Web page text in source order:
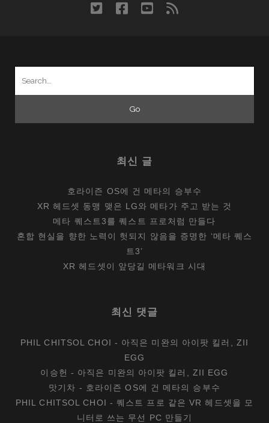
twitterfacebook
youtube
rss
최신 글
호라이즌 OS에 건 메타의 승부수
XR 헤드셋 동맹 맺은 LG와 메타가 주고 받는 것
메타 퀘스트3를 퀘스트 프로처럼 만들다
혼합 현실을 향한 노력이 헛되지 않음을 증명한 ‘메타 퀘스
트3’
XR 헤드셋이 앞당길 메타워크 시대
최신 댓글
PHIL CHITSOL CHOI - 아직은 미완의 아이팟 킬러, ZII
EGG
이승헌 - 아직은 미완의 아이팟 킬러, ZII EGG
맛기차 - 호라이즌 OS에 건 메타의 승부수
PHIL CHITSOL CHOI -퀘스트 프로 같은 VR 헤드셋을 모
니터로 쓰는 무선 PC 만들기